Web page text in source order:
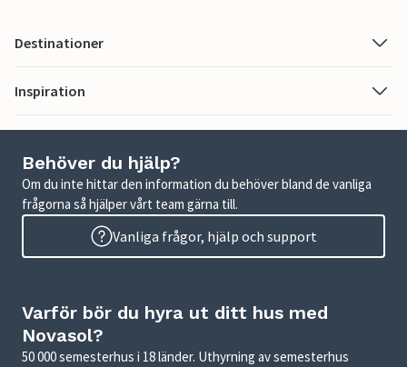
Destinationer
Inspiration
Behöver du hjälp?
Om du inte hittar den information du behöver bland de vanliga
frågorna så hjälper vårt team gärna till.
Vanliga frågor, hjälp och support
Varför bör du hyra ut ditt hus med
Novasol?
50 000 semesterhus i 18 länder. Uthyrning av semesterhus